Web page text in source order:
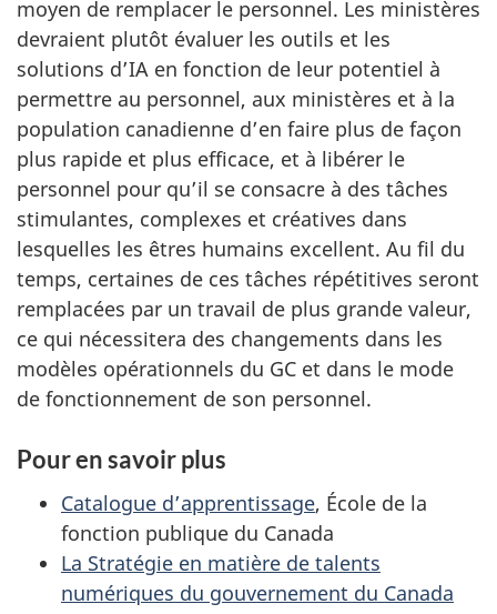
moyen de remplacer le personnel. Les ministères
devraient plutôt évaluer les outils et les
solutions d’IA en fonction de leur potentiel à
permettre au personnel, aux ministères et à la
population canadienne d’en faire plus de façon
plus rapide et plus efficace, et à libérer le
personnel pour qu’il se consacre à des tâches
stimulantes, complexes et créatives dans
lesquelles les êtres humains excellent. Au fil du
temps, certaines de ces tâches répétitives seront
remplacées par un travail de plus grande valeur,
ce qui nécessitera des changements dans les
modèles opérationnels du GC et dans le mode
de fonctionnement de son personnel.
Pour en savoir plus
Catalogue d’apprentissage, École de la
fonction publique du Canada
La Stratégie en matière de talents
numériques du gouvernement du Canada